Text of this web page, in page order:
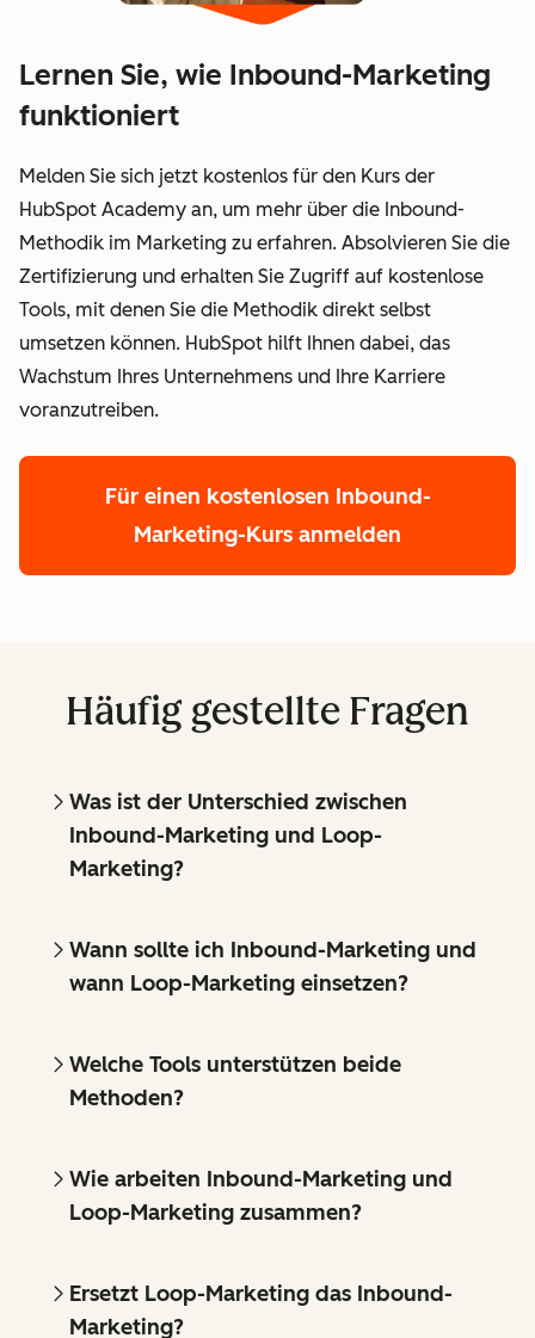
Lernen Sie, wie Inbound-Marketing
funktioniert
Melden Sie sich jetzt kostenlos für den Kurs der
HubSpot Academy an, um mehr über die Inbound-
Methodik im Marketing zu erfahren. Absolvieren Sie die
Zertifizierung und erhalten Sie Zugriff auf kostenlose
Tools, mit denen Sie die Methodik direkt selbst
umsetzen können. HubSpot hilft Ihnen dabei, das
Wachstum Ihres Unternehmens und Ihre Karriere
voranzutreiben.
Für einen kostenlosen Inbound-
Marketing-Kurs anmelden
Häufig gestellte Fragen
Was ist der Unterschied zwischen
Inbound-Marketing und Loop-
Marketing?
Wann sollte ich Inbound-Marketing und
wann Loop-Marketing einsetzen?
Welche Tools unterstützen beide
Methoden?
Wie arbeiten Inbound-Marketing und
Loop-Marketing zusammen?
Ersetzt Loop-Marketing das Inbound-
Marketing?